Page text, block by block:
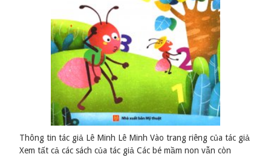
Thông tin tác giả Lê Minh Lê Minh Vào trang riêng của tác giả
Xem tất cả các sách của tác giả Các bé mầm non vẫn còn